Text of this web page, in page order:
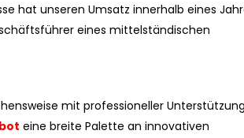
hat unseren Umsatz innerhalb eines
eines mittelständischen
mit professioneller
eine breite Palette an innovativen